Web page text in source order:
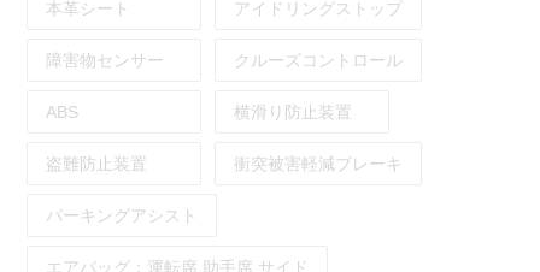
本革シート アイドリングストップ
障害物センサー クルーズコントロール
ABS 横滑り防止装置
盗難防止装置 衝突被害軽減ブレーキ
パーキングアシスト
エアバッグ： 運転席 助手席 サイド